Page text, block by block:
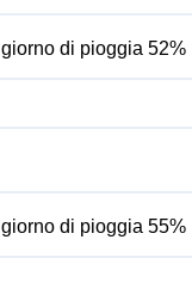
di pioggia 52%
di pioggia 55%